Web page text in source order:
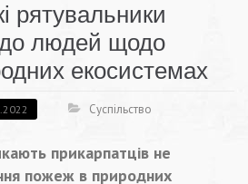
рятувальники
людей щодо
екосистемах
Суспільство
прикарпатців не
пожеж в природних